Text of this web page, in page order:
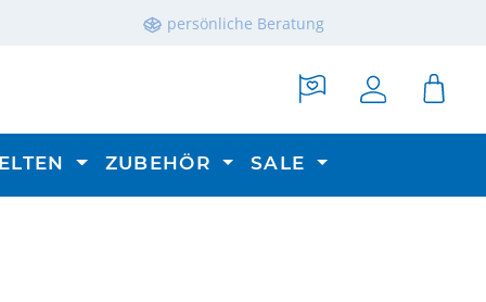
persönliche Beratung
ZUBEHÖR SALE